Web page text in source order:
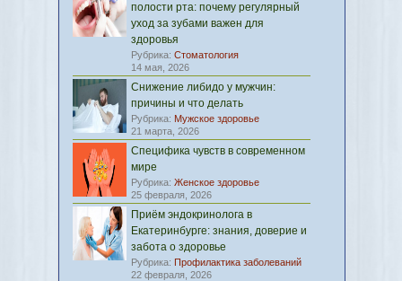
полости рта: почему регулярный
уход за зубами важен для
здоровья
Рубрика: Стоматология
14 мая, 2026
Снижение либидо у мужчин:
причины и что делать
Рубрика: Мужское здоровье
21 марта, 2026
Специфика чувств в современном
мире
Рубрика: Женское здоровье
25 февраля, 2026
Приём эндокринолога в
Екатеринбурге: знания, доверие и
забота о здоровье
Рубрика: Профилактика заболеваний
22 февраля, 2026